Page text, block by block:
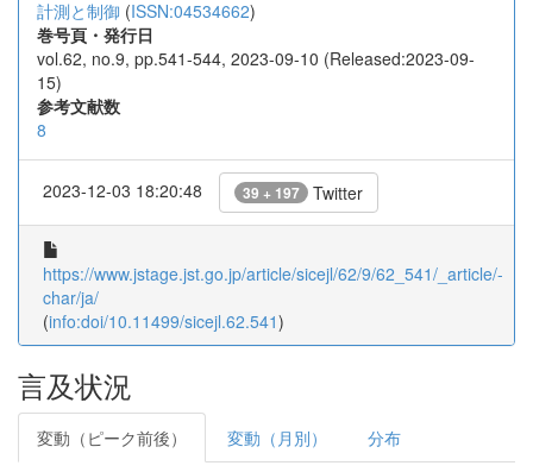
計測と制御 (ISSN:04534662)
巻号頁・発行日
vol.62, no.9, pp.541-544, 2023-09-10 (Released:2023-09-
15)
参考文献数
8
2023-12-03 18:20:48 39 + 197 Twitter
https://www.jstage.jst.go.jp/article/sicejl/62/9/62_541/_article/-
char/ja/
(info:doi/10.11499/sicejl.62.541)
言及状況
変動（ピーク前後） 変動（月別） 分布